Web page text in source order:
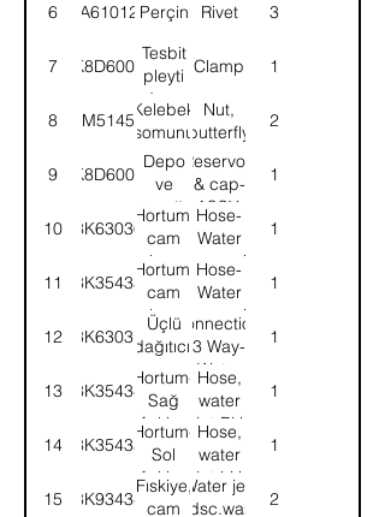
6 RA610123Perçin Rivet 3
7 K8D6006
Tesbit
pleyti
depo
Clamp 1
8 8M51456
Kelebek
somunu
Nut,
butterfly
2
9 K8D6004
Depo
ve
kapağı-
KMPL.
Reservoir
& cap-
ASSY.
1
10 8K63036
Hortum,
cam
yıkama
depo
Hose-
Water
reservoir
tank
1
11 8K35433
Hortum,
cam
yıkama
depo
Hose-
Water
reservoir
tank
1
12 8K63037
Üçlü
dağıtıcı,
cam
yıkama
depo
Connection,
3 Way-
Water
reserv
1
13 8K35434
Hortum-
Sağ
fıskiye
Hose,
water
jet-RH
1
14 8K35435
Hortum-
Sol
fıskiye
Hose,
water
jet-LH
1
15 8K93434
Fıskiye,
cam
Water jet-
Windsc.washer
2